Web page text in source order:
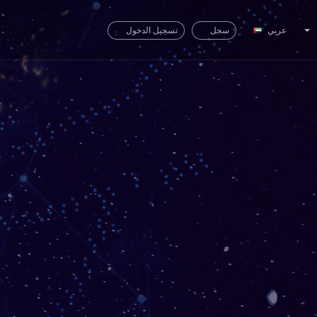
تسجيل الدخول سجل عربي